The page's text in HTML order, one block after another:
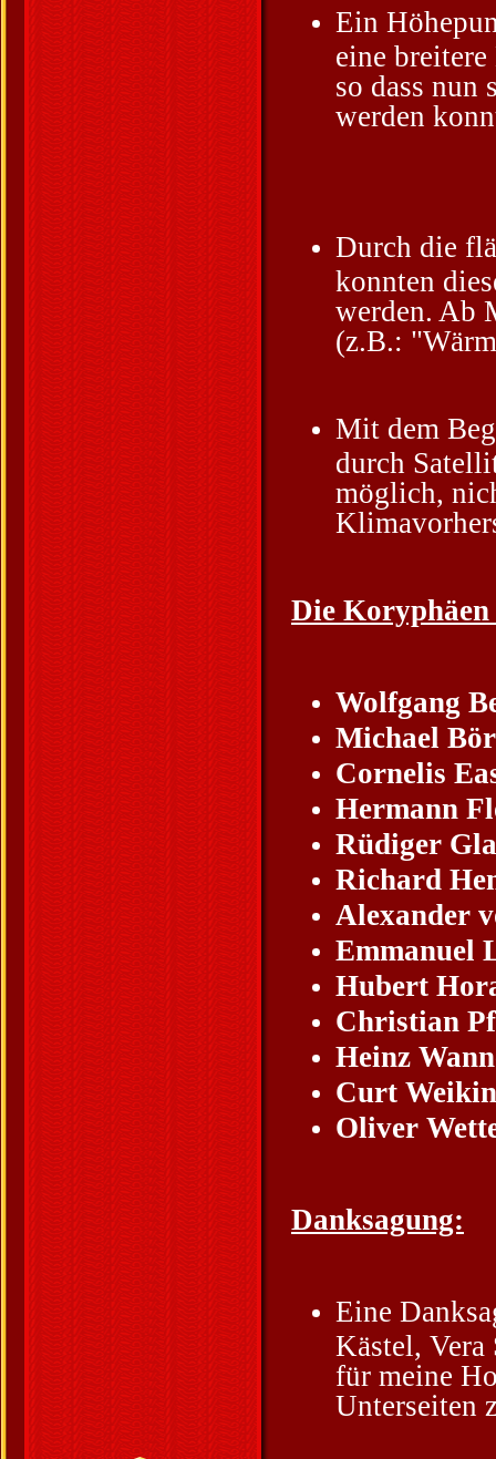
Ein
eine
so dass nun
werden
Durch die
konnten
werden. Ab
(z.B.:
Mit dem
durch
möglich,
Die
Wolfgang
Michael
Cornelis
Hermann
Rüdiger
Richard
Alexander
Emmanuel
Hubert
Christian
Heinz
Curt
Oliver
Danksagung:
Eine
Kästel,
für meine
Unterseiten